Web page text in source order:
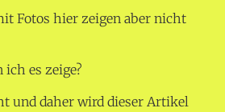
Fotos hier zeigen aber nicht
ich es zeige?
und daher wird dieser Artikel